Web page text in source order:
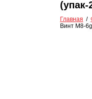
Главная
Винт М8-